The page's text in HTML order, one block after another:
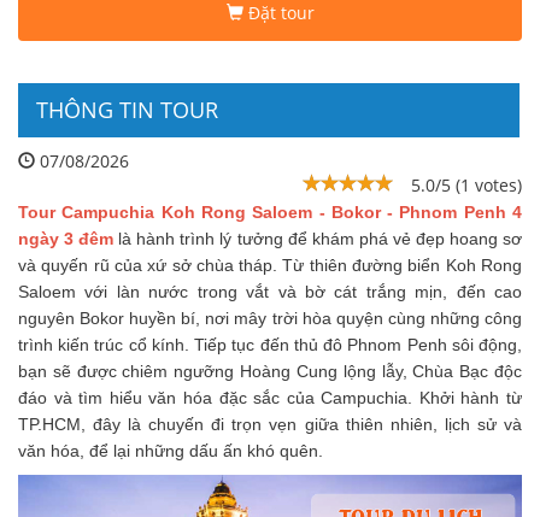
Đặt tour
THÔNG TIN TOUR
07/08/2026
5.0/5 (1 votes)
Tour Campuchia Koh Rong Saloem - Bokor - Phnom Penh 4
ngày 3 đêm là hành trình lý tưởng để khám phá vẻ đẹp hoang sơ
và quyến rũ của xứ sở chùa tháp. Từ thiên đường biển Koh Rong
Saloem với làn nước trong vắt và bờ cát trắng mịn, đến cao
nguyên Bokor huyền bí, nơi mây trời hòa quyện cùng những công
trình kiến trúc cổ kính. Tiếp tục đến thủ đô Phnom Penh sôi động,
bạn sẽ được chiêm ngưỡng Hoàng Cung lộng lẫy, Chùa Bạc độc
đáo và tìm hiểu văn hóa đặc sắc của Campuchia. Khởi hành từ
TP.HCM, đây là chuyến đi trọn vẹn giữa thiên nhiên, lịch sử và
văn hóa, để lại những dấu ấn khó quên.